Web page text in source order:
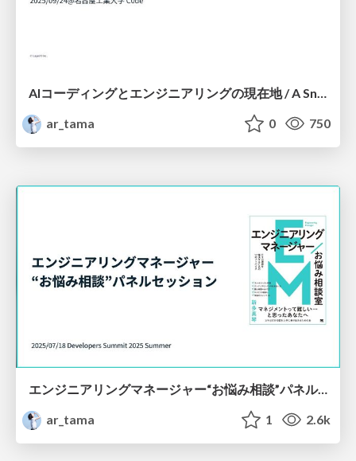
ar_tama
0 750
エンジニアリングマネージャー“お悩み相談”パネルセッション
ar_tama
1 2.6k